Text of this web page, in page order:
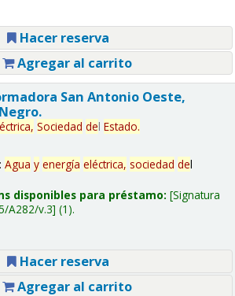
Hacer reserva
Agregar al carrito
San Antonio Oeste,
Sociedad del Estado.
Agua y energía eléctrica, sociedad del
disponibles para préstamo: Signatura
A282/v.3 (1).
Hacer reserva
Agregar al carrito